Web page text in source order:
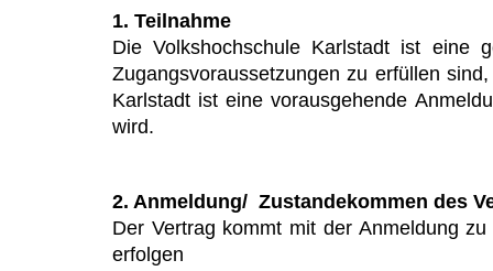
1. Teilnahme
Die Volkshochschule Karlstadt ist eine
Zugangsvoraussetzungen zu erfüllen
Karlstadt ist eine vorausgehende
wird.
2. Anmeldung/ Zustandekommen des
Der Vertrag kommt mit der Anmeldung
erfolgen